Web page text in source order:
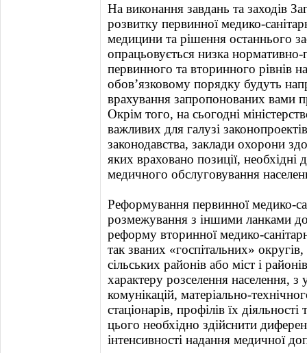
На виконання завдань та заходів
розвитку первинної медико-
медицини та рішення останнього
опрацьовується низка
первинного та вторинного рівнів
обов’язковому порядку будуть
врахування запропонованих вами
Окрім того, на сьогодні
важливих для галузі
законодавства, заклади охорони
яких враховано позиції,
медичного обслуговування
Реформування первинної медико-
розмежування з іншими ланками
реформу вторинної медико-
так званих «госпітальних»
сільських районів або міст і
характеру розселення населення,
комунікацій, матеріально-
стаціонарів, профілів їх
цього необхідно здійснити
інтенсивності надання медичної